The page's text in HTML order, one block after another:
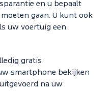
en u bepaalt
gaan. U kunt ook
uw voertuig een
gratis
smartphone bekijken
na uw